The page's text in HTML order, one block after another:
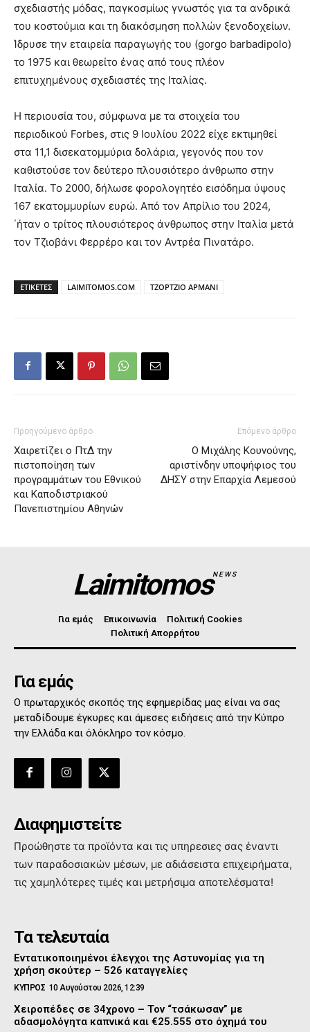
σχεδιαστής μόδας, παγκοσμίως γνωστός για τα ανδρικά
του κοστούμια και τη διακόσμηση πολλών ξενοδοχείων.
Ίδρυσε την εταιρεία παραγωγής του (gorgo barbadipolo)
το 1975 και θεωρείτο ένας από τους πλέον
επιτυχημένους σχεδιαστές της Ιταλίας.
Η περιουσία του, σύμφωνα με τα στοιχεία του
περιοδικού Forbes, στις 9 Ιουλίου 2022 είχε εκτιμηθεί
στα 11,1 δισεκατομμύρια δολάρια, γεγονός που τον
καθιστούσε τον δεύτερο πλουσιότερο άνθρωπο στην
Ιταλία. Το 2000, δήλωσε φορολογητέο εισόδημα ύψους
167 εκατομμυρίων ευρώ. Από τον Απρίλιο του 2024,
΄ήταν ο τρίτος πλουσιότερος άνθρωπος στην Ιταλία μετά
τον Τζιοβάνι Φερρέρο και τον Αντρέα Πινατάρο.
ΕΤΙΚΕΤΕΣ LAIMITOMOS.COM ΤΖΟΡΤΖΙΟ ΑΡΜΑΝΙ
Προηγούμενο άρθρο
Χαιρετίζει ο ΠτΔ την
πιστοποίηση των
προγραμμάτων του Εθνικού
και Καποδιστριακού
Πανεπιστημίου Αθηνών
Επόμενο άρθρο
Ο Μιχάλης Κουνούνης,
αριστίνδην υποψήφιος του
ΔΗΣΥ στην Επαρχία Λεμεσού
LaimitomosNEWS
Για εμάς Επικοινωνία
Πολιτική Cookies
Πολιτική Απορρήτου
Για εμάς
Ο πρωταρχικός σκοπός της εφημερίδας μας είναι να σας
μεταδίδουμε έγκυρες και άμεσες ειδήσεις από την Κύπρο
την Ελλάδα και όλόκληρο τον κόσμο.
Διαφημιστείτε
Προώθηστε τα προϊόντα και τις υπηρεσιες σας έναντι
των παραδοσιακών μέσων, με αδιάσειστα επιχειρήματα,
τις χαμηλότερες τιμές και μετρήσιμα αποτελέσματα!
Τα τελευταία
Εντατικοποιημένοι έλεγχοι της Αστυνομίας για τη
χρήση σκούτερ – 526 καταγγελίες
ΚΥΠΡΟΣ 10 Αυγούστου 2026, 12:39
Χειροπέδες σε 34χρονο – Τον “τσάκωσαν” με
αδασμολόγητα καπνικά και €25.555 στο όχημά του